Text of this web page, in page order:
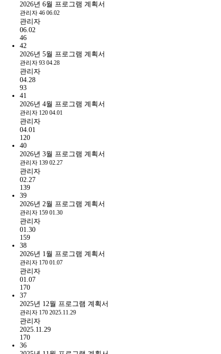
2026년 6월 프로그램 계획서
관리자 46 06.02
관리자
06.02
46
42
2026년 5월 프로그램 계획서
관리자 93 04.28
관리자
04.28
93
41
2026년 4월 프로그램 계획서
관리자 120 04.01
관리자
04.01
120
40
2026년 3월 프로그램 계획서
관리자 139 02.27
관리자
02.27
139
39
2026년 2월 프로그램 계획서
관리자 159 01.30
관리자
01.30
159
38
2026년 1월 프로그램 계획서
관리자 170 01.07
관리자
01.07
170
37
2025년 12월 프로그램 계획서
관리자 170 2025.11.29
관리자
2025.11.29
170
36